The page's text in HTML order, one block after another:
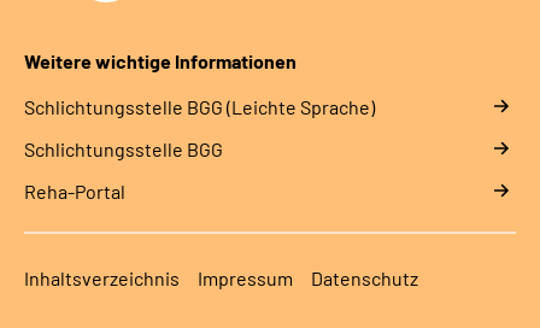
Weitere wichtige Informationen
Schlich­tungs­stel­le BGG (Leichte Sprache)
Schlich­tungs­stel­le BGG
Reha-Portal
Inhaltsverzeichnis Impressum Datenschutz